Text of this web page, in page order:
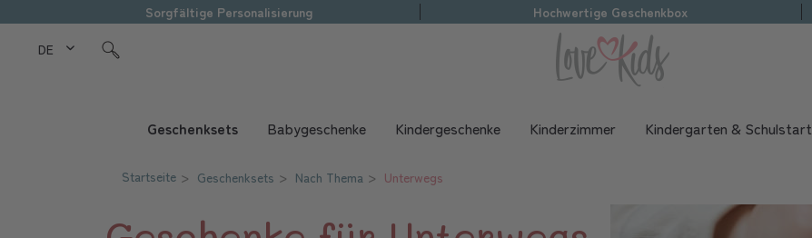
Sorgfältige Personalisierung Hochwertige Geschenkbox
DE Love Kids
Geschenksets Babygeschenke Kindergeschenke Kinderzimmer Kindergarten & Schulstart
Startseite Geschenksets Nach Thema Unterwegs